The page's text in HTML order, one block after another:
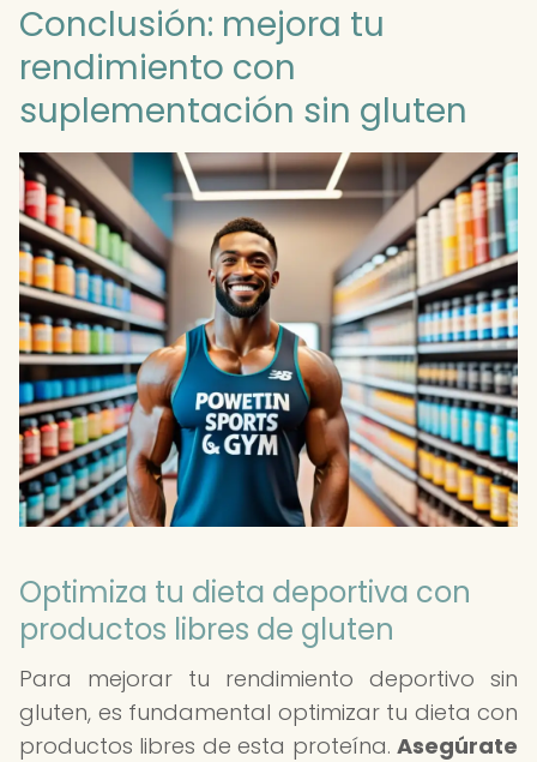
Conclusión: mejora tu
rendimiento con
suplementación sin gluten
Optimiza tu dieta deportiva con
productos libres de gluten
Para mejorar tu rendimiento deportivo sin
gluten, es fundamental optimizar tu dieta con
productos libres de esta proteína. Asegúrate